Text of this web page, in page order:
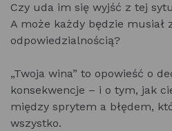
Czy uda im się wyjść z tej
A może każdy będzie musiał
odpowiedzialnością?
„Twoja wina” to opowieść o
konsekwencje – i o tym, jak
między sprytem a błędem,
wszystko.